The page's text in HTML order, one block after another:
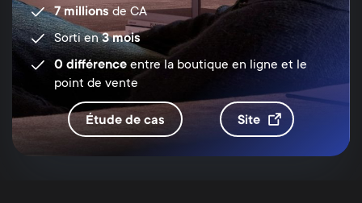
7 millionsde CA
Sorti en3 mois
0 différenceentre la boutique en ligne et le
point de vente
étude de cas site